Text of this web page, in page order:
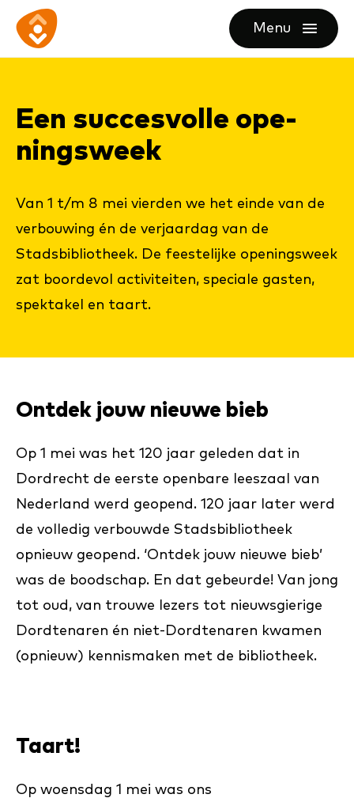
direct
content
direct
footer
Ga
naar
Menu
openen
Een suc­ces­vol­le ope­
nings­week
Van 1 t/m 8 mei vierden we het einde van de
verbouwing én de verjaardag van de
Stadsbibliotheek. De feestelijke openingsweek
zat boordevol activiteiten, speciale gasten,
spektakel en taart.
Ontdek jouw nieuwe bieb
Op 1 mei was het 120 jaar geleden dat in
Dordrecht de eerste openbare leeszaal van
Nederland werd geopend. 120 jaar later werd
de volledig verbouwde Stadsbibliotheek
opnieuw geopend. ‘Ontdek jouw nieuwe bieb’
was de boodschap. En dat gebeurde! Van jong
tot oud, van trouwe lezers tot nieuwsgierige
Dordtenaren én niet-Dordtenaren kwamen
(opnieuw) kennismaken met de bibliotheek.
Taart!
Op woensdag 1 mei was ons